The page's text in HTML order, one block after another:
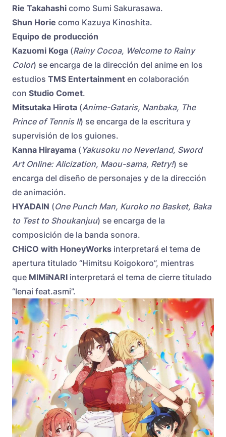
Rie Takahashi como Sumi Sakurasawa.
Shun Horie como Kazuya Kinoshita.
Equipo de producción
Kazuomi Koga (Rainy Cocoa, Welcome to Rainy
Color) se encarga de la dirección del anime en los
estudios TMS Entertainment en colaboración
con Studio Comet.
Mitsutaka Hirota (Anime-Gataris, Nanbaka, The
Prince of Tennis II) se encarga de la escritura y
supervisión de los guiones.
Kanna Hirayama ( Yakusoku no Neverland, Sword
Art Online: Alicization, Maou-sama, Retry!) se
encarga del diseño de personajes y de la dirección
de animación.
HYADAIN (One Punch Man, Kuroko no Basket, Baka
to Test to Shoukanjuu) se encarga de la
composición de la banda sonora.
CHiCO with HoneyWorks interpretará el tema de
apertura titulado “Himitsu Koigokoro”, mientras
que MIMiNARI interpretará el tema de cierre titulado
“Ienai feat.asmi”.